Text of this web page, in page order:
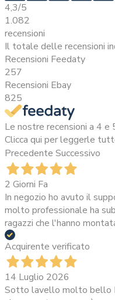
4,3/5
1.082
recensioni
Il totale delle recensioni
Recensioni Feedaty
257
Recensioni Ebay
825
Le nostre recensioni a 4 e
Clicca qui per leggerle
Precedente Successivo
2 Giorni Fa
In negozio ho avuto il
molto professionale ha
ragazzi che l'hanno
Acquirente verificato
14 Luglio 2026
Sotto lavello molto bello